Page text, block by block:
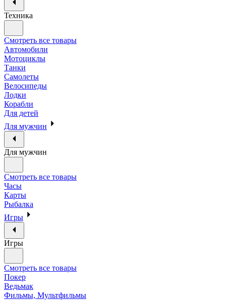
Техника
Смотреть все товары
Автомобили
Мотоциклы
Танки
Самолеты
Велосипеды
Лодки
Корабли
Для детей
Для мужчин
Для мужчин
Смотреть все товары
Часы
Карты
Рыбалка
Игры
Игры
Смотреть все товары
Покер
Ведьмак
Фильмы, Мультфильмы